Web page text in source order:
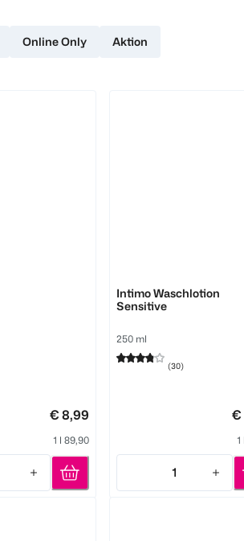
Online Only Aktion
€ 8,99
1 l 89,90
Intimo Waschlotion
Sensitive
250 ml
(30)
€
1
1
Quantity: 1